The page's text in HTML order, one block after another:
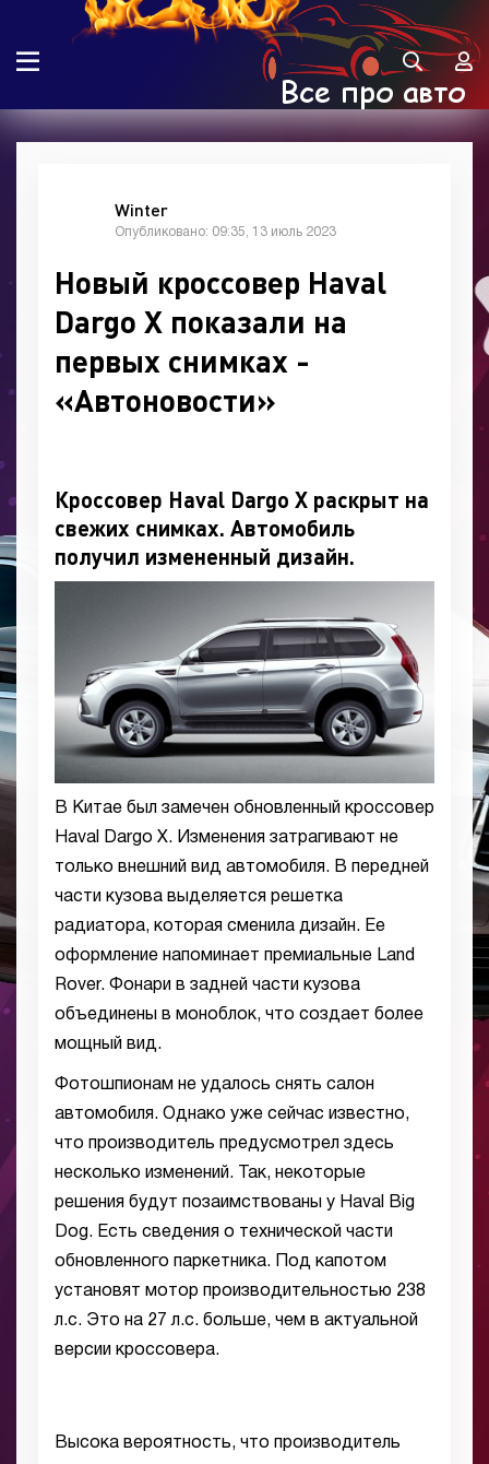
Winter
Опубликовано: 09:35, 13 июль 2023
Новый кроссовер Haval
Dargo X показали на
первых снимках -
«Автоновости»
Кроссовер Haval Dargo X раскрыт на
свежих снимках. Автомобиль
получил измененный дизайн.
В Китае был замечен обновленный кроссовер
Haval Dargo X. Изменения затрагивают не
только внешний вид автомобиля. В передней
части кузова выделяется решетка
радиатора, которая сменила дизайн. Ее
оформление напоминает премиальные Land
Rover. Фонари в задней части кузова
объединены в моноблок, что создает более
мощный вид.
Фотошпионам не удалось снять салон
автомобиля. Однако уже сейчас известно,
что производитель предусмотрел здесь
несколько изменений. Так, некоторые
решения будут позаимствованы у Haval Big
Dog. Есть сведения о технической части
обновленного паркетника. Под капотом
установят мотор производительностью 238
л.с. Это на 27 л.с. больше, чем в актуальной
версии кроссовера.
Высока вероятность, что производитель